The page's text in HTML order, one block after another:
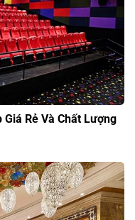
Rẻ Và Chất Lượng